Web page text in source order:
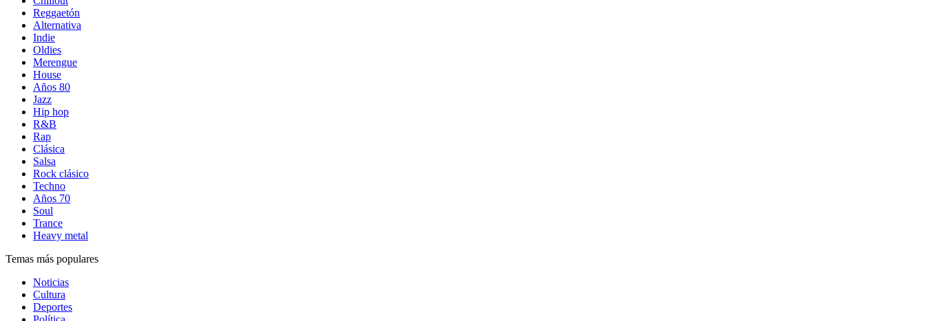
Reggaetón
Alternativa
Indie
Oldies
Merengue
House
Años 80
Jazz
Hip hop
R&B
Rap
Clásica
Salsa
Rock clásico
Techno
Años 70
Soul
Trance
Heavy metal
Temas más populares
Noticias
Cultura
Deportes